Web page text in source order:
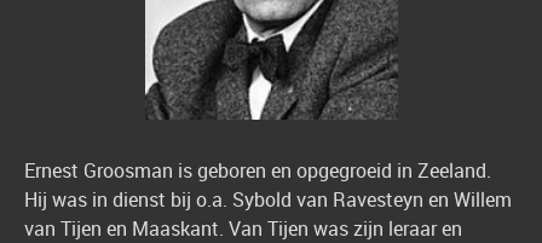
Ernest Groosman is geboren en opgegroeid in Zeeland.
Hij was in dienst bij o.a. Sybold van Ravesteyn en Willem
van Tijen en Maaskant. Van Tijen was zijn leraar en